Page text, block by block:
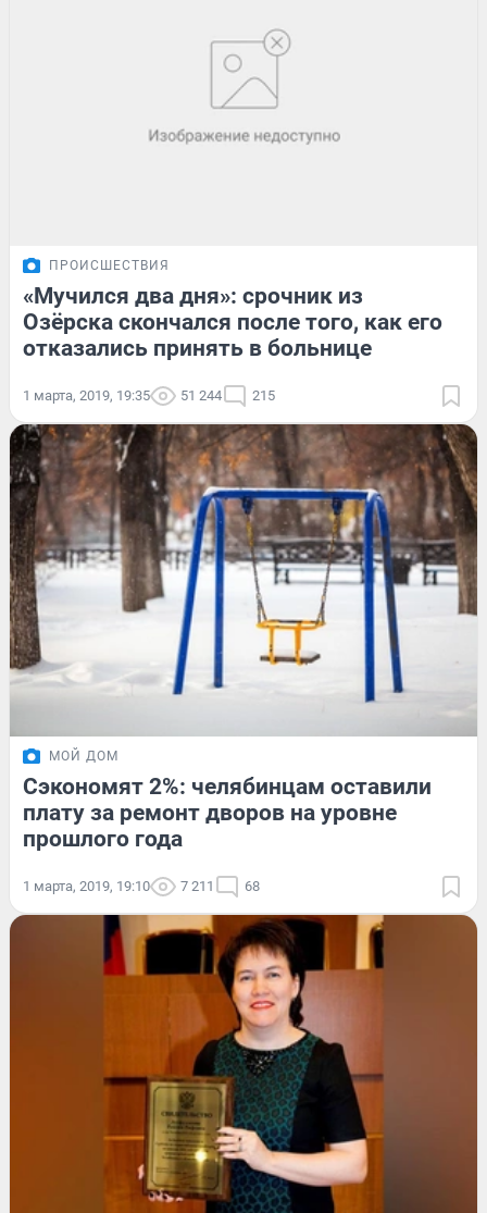
ПРОИСШЕСТВИЯ
«Мучился два дня»: срочник из
Озёрска скончался после того, как его
отказались принять в больнице
1 марта, 2019, 19:35 51 244 215
МОЙ ДОМ
Сэкономят 2%: челябинцам оставили
плату за ремонт дворов на уровне
прошлого года
1 марта, 2019, 19:10 7 211 68